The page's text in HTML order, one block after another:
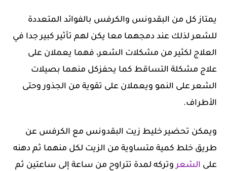
يمتاز كل من البقدونس والكرفس بالفوائد المتعددة
للشعر لذلك عند دمجهما معا يكن لهم تأثير كبير جدا في
العلاج لكثير من مشكلات الشعر، فهما يعملان على
علاج مشكلة التساقط كما يحفزكل منهما بصيلات
الشعر على النمو ويعملان على تقوية من الجذور وحتى
الأطراف.
ويمكن تحضير خليط زيت البقدونس مع الكرفس عن
طريق خلط كمية متساوية من الزيت لكل منهما ثم دهنه
على الشعروتركه لمدة تتراوح من ساعة إلى ساعتين ثم